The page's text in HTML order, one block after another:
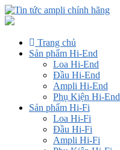
Trang chủ
Sản phẩm Hi-End
Loa Hi-End
Đầu Hi-End
Ampli Hi-End
Phụ Kiện Hi-End
Sản phẩm Hi-Fi
Loa Hi-Fi
Đầu Hi-Fi
Ampli Hi-Fi